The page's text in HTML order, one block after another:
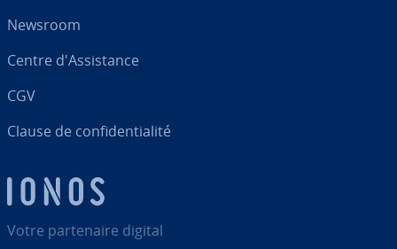
Votre par­te­naire digital
Newsroom
Centre d'As­sis­tance
CGV
Clause de con­fi­den­tia­lité